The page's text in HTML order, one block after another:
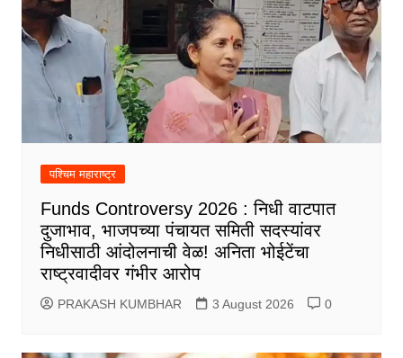
पश्चिम महाराष्ट्र
Funds Controversy 2026 : निधी वाटपात
दुजाभाव, भाजपच्या पंचायत समिती सदस्यांवर
निधीसाठी आंदोलनाची वेळ! अनिता भोईटेंचा
राष्ट्रवादीवर गंभीर आरोप
PRAKASH KUMBHAR 3 August 2026 0